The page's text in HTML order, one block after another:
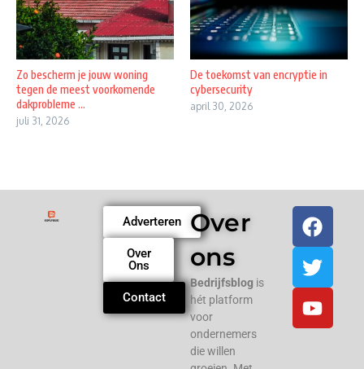
Zo bescherm je jouw woning
tegen de meest voorkomende
dakprobleme ...
juli 31, 2026
De toekomst van encryptie in
cybersecurity
april 30, 2026
Adverteren
Over
Ons
Contact
Over
ons
Bedrijfsblog is
hét platform
voor
ondernemers
die willen